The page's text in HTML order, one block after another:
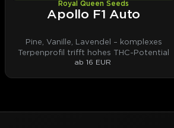
Royal Queen Seeds
Apollo F1 Auto
Pine, Vanille, Lavendel – komplexes
Terpenprofil trifft hohes THC-Potential
ab 16 EUR